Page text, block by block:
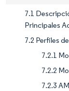
7.1
Principales
7.2 Perfiles
7.2.1
7.2.2
7.2.3